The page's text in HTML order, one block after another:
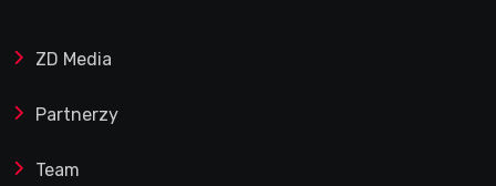
ZD Media
Partnerzy
Team